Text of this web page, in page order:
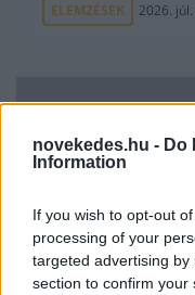
novekedes.hu - Do
Information
If you wish to opt-out
processing of your
targeted advertising
section to confirm your
ELEMZÉSEK 2026.